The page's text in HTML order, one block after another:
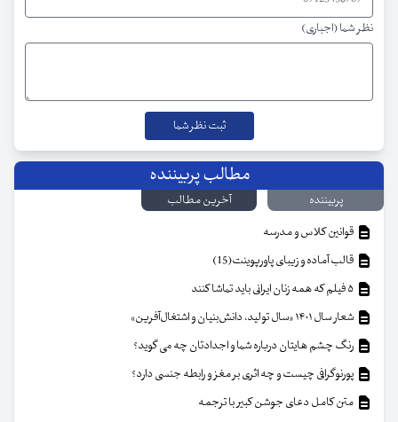
نظر شما (اجباری)
مطالب پربیننده
پربیننده
آخرین مطالب
قوانین کلاس و مدرسه
قالب آماده و زیبای پاورپوینت(15)
شعار سال ۱۴۰۱ «سال تولید، دانش‌بنیان و اشتغال‌آفرین»
رنگ چشم هایتان درباره شما و اجدادتان چه می گوید؟
پورنوگرافی چیست و چه اثری بر مغز و رابطه جنسی دارد؟
متن کامل دعای جوشن کبیر با ترجمه